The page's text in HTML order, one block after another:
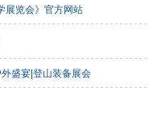
展览会》官方网站
盛宴|登山装备展会